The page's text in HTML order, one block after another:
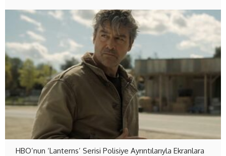
HBO’nun ‘Lanterns’ Serisi Polisiye Ayrıntılarıyla Ekranlara